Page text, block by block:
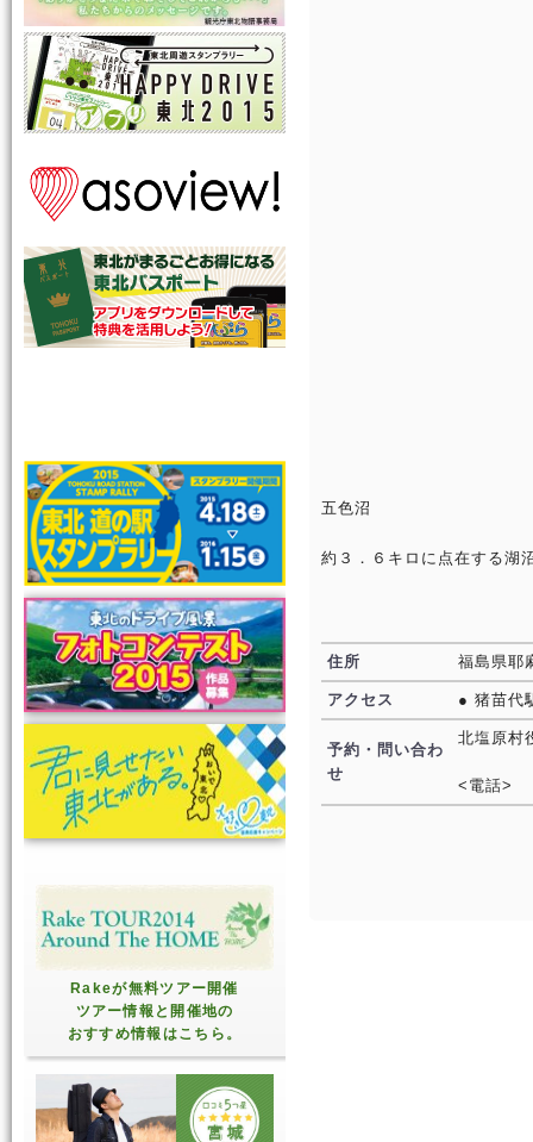
Rakeが無料ツアー開催
ツアー情報と開催地の
おすすめ情報はこちら。
五色沼
約３．６キロに点在する湖
住所 福島県耶
アクセス ● 猪苗代
予約・問い合わ
せ
北塩原
<電話>